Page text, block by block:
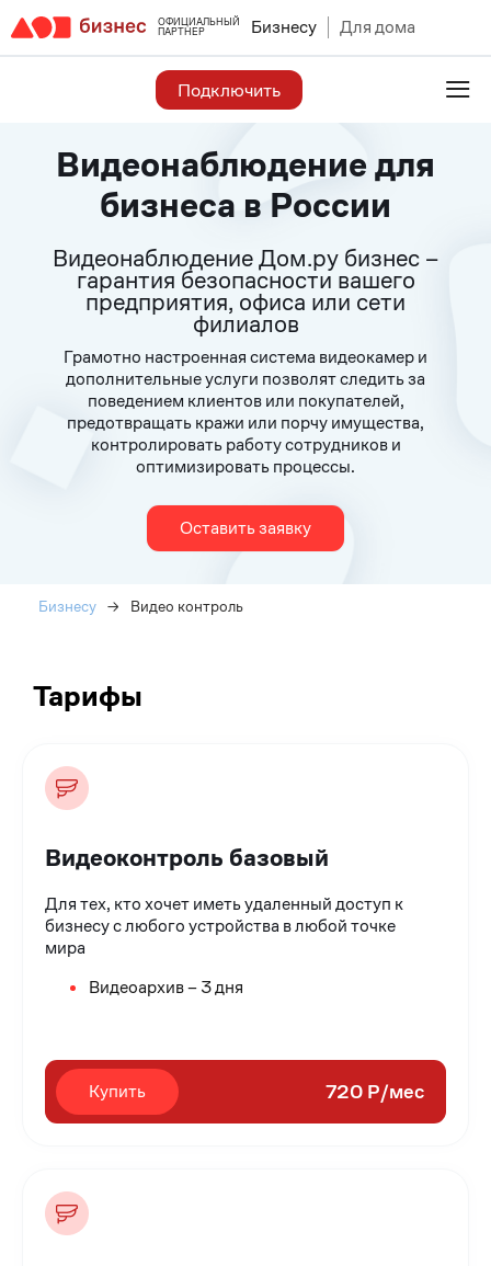
ОФИЦИАЛЬНЫЙ
ПАРТНЕР Бизнесу Для дома
Подключить ≡
Видеонаблюдение для
бизнеса в России
Видеонаблюдение Дом.ру бизнес –
гарантия безопасности вашего
предприятия, офиса или сети
филиалов
Грамотно настроенная система видеокамер и
дополнительные услуги позволят следить за
поведением клиентов или покупателей,
предотвращать кражи или порчу имущества,
контролировать работу сотрудников и
оптимизировать процессы.
Оставить заявку
Бизнесу → Видео контроль
Тарифы
Видеоконтроль базовый
Для тех, кто хочет иметь удаленный доступ к
бизнесу с любого устройства в любой точке
мира
Видеоархив – 3 дня
Купить 720 Р/мес